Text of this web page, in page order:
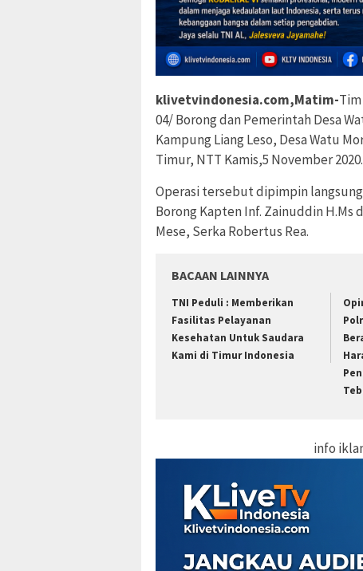
klivetvindonesia.com,Matim-
04/ Borong dan Pemerintah Desa
Kampung Liang Leso, Desa Watu
Timur, NTT Kamis,5 November 2020.
Operasi tersebut dipimpin
Borong Kapten Inf. Zainuddin H.Ms
Mese, Serka Robertus Rea.
BACAAN LAINNYA
TNI Peduli : Memberikan
Fasilitas Pelayanan
Kesehatan Untuk Saudara
Kami di Timur Indonesia
info